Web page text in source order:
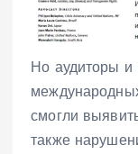
Но аудиторы и
смогли
также